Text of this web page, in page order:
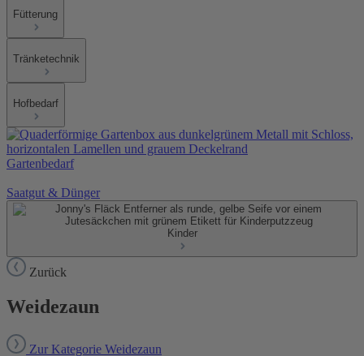
Fütterung
Tränketechnik
Hofbedarf
Gartenbedarf
Saatgut & Dünger
Kinder
Zurück
Weidezaun
Zur Kategorie Weidezaun